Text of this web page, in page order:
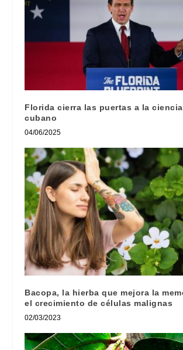
Florida cierra las puertas a la
cubano
04/06/2025
Bacopa, la hierba que mejora la
el crecimiento de células malignas
02/03/2023